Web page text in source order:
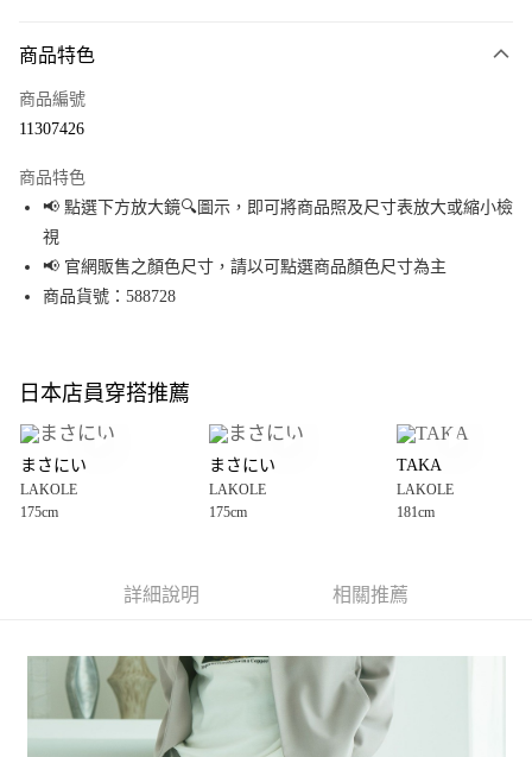
信用卡一次付款
Apple Pay
街口支付
悠遊付
全盈+PAY
大哥付你分期
【大哥付你分期使用說明】
1.本服務由台灣大哥大提供，台灣大哥大用戶可立即使用無須另外申請。
2.付款方式選擇「大哥付你分期」，訂單成立後會自動跳轉到大哥付的交易
3.實際核准額度、可分期數及費用金額請依後續交易確認頁面所載為準。
4.訂單成立30分鐘內，如未前往確認交易或遇審核未通過，訂單將自動取
【繳款方式說明】
1.分期款項不併入電信帳單，「大哥付你分期」於每月結算日後寄送繳費提
醒簡訊。
2.透過簡訊連結打開帳單後，可選擇「超商條碼／台灣大直營門市／銀行轉
AFTEE先享後付
３．安心：先確認商品／服務後，再付款。
【「AFTEE先享後付」結帳流程】
１．於結帳方式選擇「AFTEE先享後付」後，將跳轉至「AFTEE先享後付」
結帳頁面，進行簡訊認證並確認金額後，即可完成結帳。
每筆NT$80，滿NT$888(含以上)免運費
付款後 全家取貨
每筆NT$80，滿NT$888(含以上)免運費
商品特色
商品編號
11307426
商品特色
📢 點選下方放大鏡🔍圖示，即可將商品照及尺寸表放大或縮小檢
視
📢 官網販售之顏色尺寸，請以可點選商品顏色尺寸為主
商品貨號：588728
日本店員穿搭推薦
まさにい
LAKOLE
175cm
まさにい
LAKOLE
175cm
TAKA
LAKOLE
181cm
詳細說明 相關推薦